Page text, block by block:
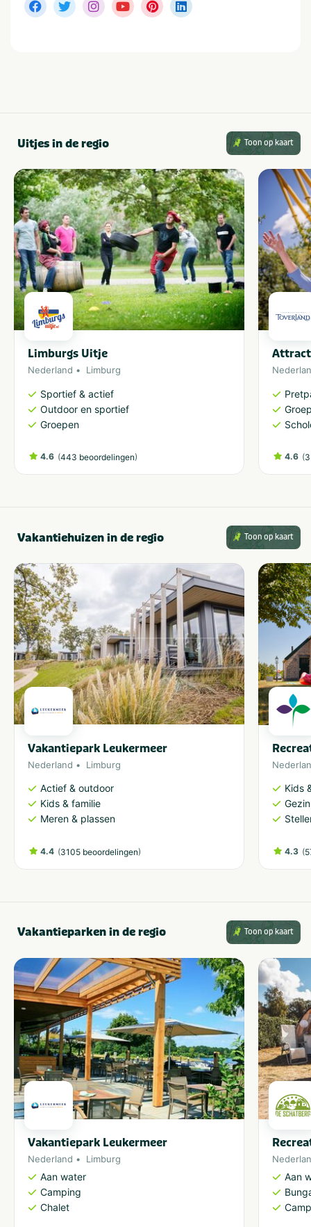
Uitjes in de regio Toon op kaart
Limburgs Uitje
Nederland Limburg
Sportief & actief
Outdoor en sportief
Groepen
4.6 (443 beoordelingen) 4.6 (
Vakantiehuizen in de regio Toon op kaart
Vakantiepark Leukermeer
Nederland Limburg
Actief & outdoor
Kids & familie
Meren & plassen
4.4 (3105 beoordelingen)
Kids
4.3 (
Vakantieparken in de regio Toon op kaart
Vakantiepark Leukermeer
Nederland Limburg
Aan water
Camping
Chalet
Aan